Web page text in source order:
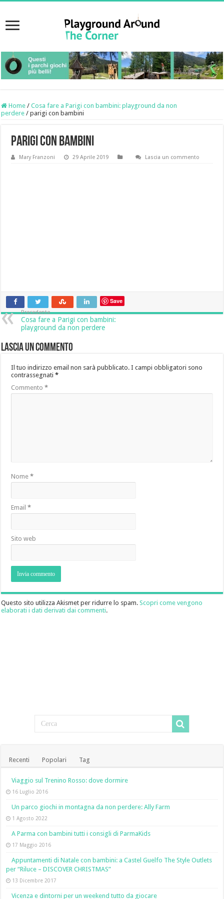
Home / Cosa fare a Parigi con bambini: playground da non
perdere / parigi con bambini
parigi con bambini
Mary Franzoni 29 Aprile 2019 Lascia un commento
Save
Precedente
Cosa fare a Parigi con bambini:
playground da non perdere
Lascia un commento
Il tuo indirizzo email non sarà pubblicato. I campi obbligatori sono
contrassegnati*
Commento*
Nome*
Email*
Sito web
Questo sito utilizza Akismet per ridurre lo spam.Scopri come vengono
elaborati i dati derivati dai commenti.
Recenti Popolari Tag
Viaggio sul Trenino Rosso: dove dormire
16 Luglio 2016
Un parco giochi in montagna da non perdere: Ally Farm
1 Agosto 2022
A Parma con bambini tutti i consigli di ParmaKids
17 Maggio 2016
Appuntamenti di Natale con bambini: a Castel Guelfo The Style Outlets
per “Riluce – DISCOVER CHRISTMAS”
13 Dicembre 2017
Vicenza e dintorni per un weekend tutto da giocare